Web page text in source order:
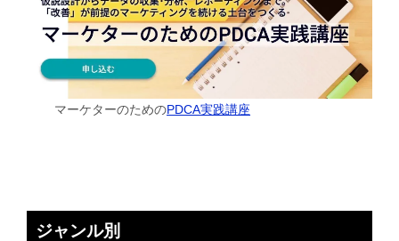
マーケターのためのPDCA実践講座
ジャンル別